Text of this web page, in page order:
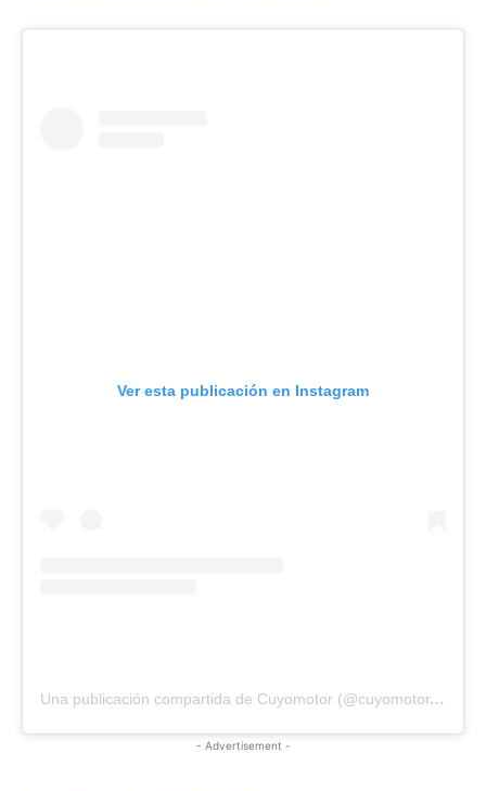
Ver esta publicación en Instagram
Una publicación compartida de Cuyomotor (@cuyomotor.com.ar)
- Advertisement -